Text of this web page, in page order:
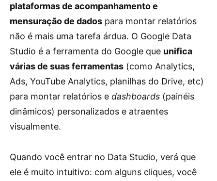
plataformas de acompanhamento e
mensuração de dados para montar relatórios
não é mais uma tarefa árdua. O Google Data
Studio é a ferramenta do Google que unifica
várias de suas ferramentas (como Analytics,
Ads, YouTube Analytics, planilhas do Drive, etc)
para montar relatórios e dashboards (painéis
dinâmicos) personalizados e atraentes
visualmente.
Quando você entrar no Data Studio, verá que
ele é muito intuitivo: com alguns cliques, você